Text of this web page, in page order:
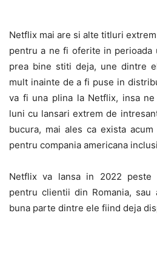
Netflix mai are si alte titluri
pentru a ne fi oferite in perioada
prea bine stiti deja, une dintre
mult inainte de a fi puse in
va fi una plina la Netflix, insa
luni cu lansari extrem de
bucura, mai ales ca exista
pentru compania americana
Netflix va lansa in 2022
pentru clientii din Romania,
buna parte dintre ele fiind deja